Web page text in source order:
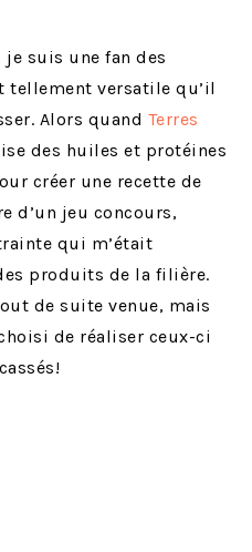
je suis une fan des
tellement versatile qu’il
Alors quand Terres
des huiles et protéines
créer une recette de
d’un jeu concours,
qui m’était
produits de la filière.
de suite venue, mais
de réaliser ceux-ci